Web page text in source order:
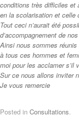
conditions très difficiles et
en la scolarisation et celle
Tout ceci n’aurait été
d’accompagnement de
Ainsi nous sommes
à tous ces hommes et
moi pour les acclamer s’il
Sur ce nous allons inviter
Je vous remercie
Posted in Consultations.